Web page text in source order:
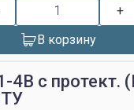
+
В корзину
4В с протект.